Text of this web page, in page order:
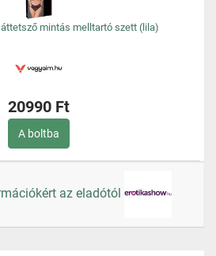
mintás melltartó szett (lila)
20990 Ft
A boltba
az eladótól